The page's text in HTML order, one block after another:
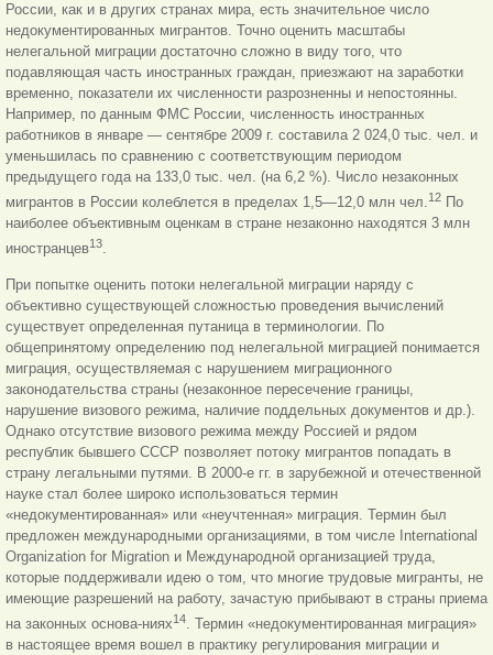
России, как и в других странах мира, есть значительное число
недокументированных мигрантов. Точно оценить масштабы
нелегальной миграции достаточно сложно в виду того, что
подавляющая часть иностранных граждан, приезжают на заработки
временно, показатели их численности разрозненны и непостоянны.
Например, по данным ФМС России, численность иностранных
работников в январе — сентябре 2009 г. составила 2 024,0 тыс. чел. и
уменьшилась по сравнению с соответствующим периодом
предыдущего года на 133,0 тыс. чел. (на 6,2 %). Число незаконных
мигрантов в России колеблется в пределах 1,5—12,0 млн чел.12 По
наиболее объективным оценкам в стране незаконно находятся 3 млн
иностранцев13.
При попытке оценить потоки нелегальной миграции наряду с
объективно существующей сложностью проведения вычислений
существует определенная путаница в терминологии. По
общепринятому определению под нелегальной миграцией понимается
миграция, осуществляемая с нарушением миграционного
законодательства страны (незаконное пересечение границы,
нарушение визового режима, наличие поддельных документов и др.).
Однако отсутствие визового режима между Россией и рядом
республик бывшего СССР позволяет потоку мигрантов попадать в
страну легальными путями. В 2000-е гг. в зарубежной и отечественной
науке стал более широко использоваться термин
«недокументированная» или «неучтенная» миграция. Термин был
предложен международными организациями, в том числе International
Organization for Migration и Международной организацией труда,
которые поддерживали идею о том, что многие трудовые мигранты, не
имеющие разрешений на работу, зачастую прибывают в страны приема
на законных основа-ниях14
. Термин «недокументированная миграция»
в настоящее время вошел в практику регулирования миграции и